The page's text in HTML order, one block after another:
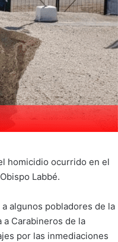
homicidio ocurrido en el
Labbé.
algunos pobladores de la
Carabineros de la
por las inmediaciones